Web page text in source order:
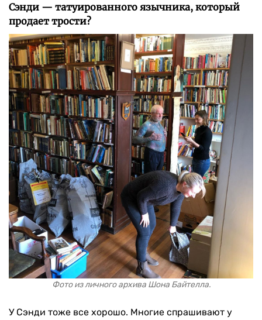
Сэнди — татуированного язычника, который
продает трости?
Фото из личного архива Шона Байтелла.
У Сэнди тоже все хорошо. Многие спрашивают у